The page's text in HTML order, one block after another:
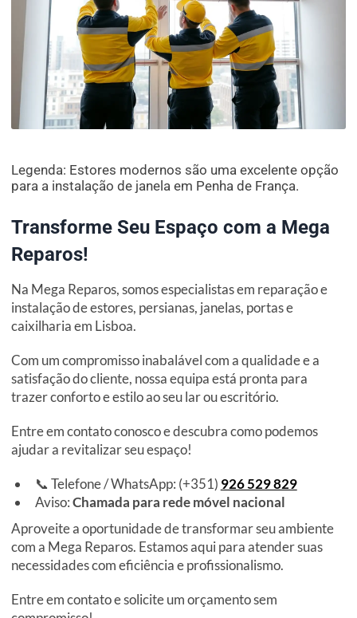
Legenda: Estores modernos são uma excelente opção
para a instalação de janela em Penha de França.
Transforme Seu Espaço com a Mega
Reparos!
Na Mega Reparos, somos especialistas em reparação e
instalação de estores, persianas, janelas, portas e
caixilharia em Lisboa.
Com um compromisso inabalável com a qualidade e a
satisfação do cliente, nossa equipa está pronta para
trazer conforto e estilo ao seu lar ou escritório.
Entre em contato conosco e descubra como podemos
ajudar a revitalizar seu espaço!
📞 Telefone / WhatsApp: (+351) 926 529 829
Aviso:Chamada para rede móvel nacional
Aproveite a oportunidade de transformar seu ambiente
com a Mega Reparos. Estamos aqui para atender suas
necessidades com eficiência e profissionalismo.
Entre em contato e solicite um orçamento sem